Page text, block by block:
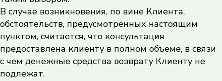
В случае возникновения, по вине Клиента,
обстоятельств, предусмотренных настоящим
пунктом, считается, что консультация
предоставлена клиенту в полном объеме, в связи
с чем денежные средства возврату Клиенту не
подлежат.